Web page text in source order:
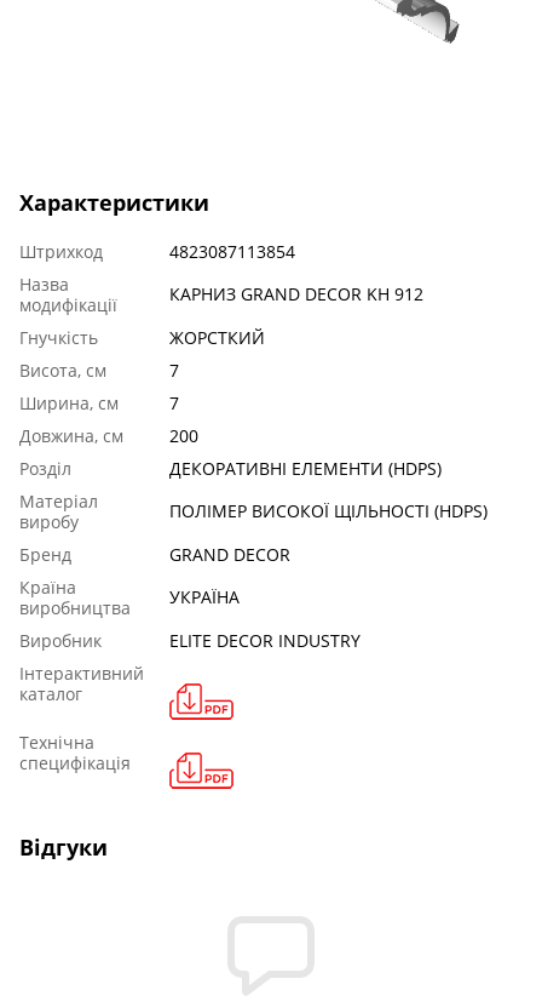
Характеристики
Штрихкод
4823087113854
Назва
модифікації
КАРНИЗ GRAND DECOR KH 912
Гнучкість
ЖОРСТКИЙ
Висота, см
7
Ширина, см
7
Довжина, см
200
Розділ
ДЕКОРАТИВНІ ЕЛЕМЕНТИ (HDPS)
Матеріал
виробу
ПОЛІМЕР ВИСОКОЇ ЩІЛЬНОСТІ (HDPS)
Бренд
GRAND DECOR
Країна
виробництва
УКРАЇНА
Виробник
ELITE DECOR INDUSTRY
Інтерактивний
каталог
Технічна
специфікація
Відгуки